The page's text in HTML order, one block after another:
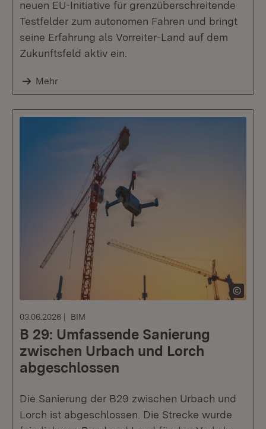
neuen EU-Initiative für grenzüberschreitende
Testfelder zum autonomen Fahren und bringt
seine Erfahrung als Vorreiter-Land auf dem
Zukunftsfeld aktiv ein.
Mehr
03.06.2026 BIM
B 29: Umfassende Sanierung
zwischen Urbach und Lorch
abgeschlossen
Die Sanierung der B29 zwischen Urbach und
Lorch ist abgeschlossen. Die Strecke wurde